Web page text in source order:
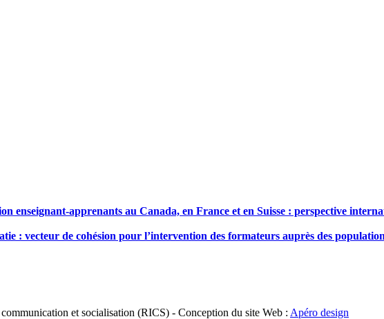
enseignant-apprenants au Canada, en France et en Suisse : perspective
: vecteur de cohésion pour l’intervention des formateurs auprès des
et socialisation (RICS) - Conception du site Web : Apéro design